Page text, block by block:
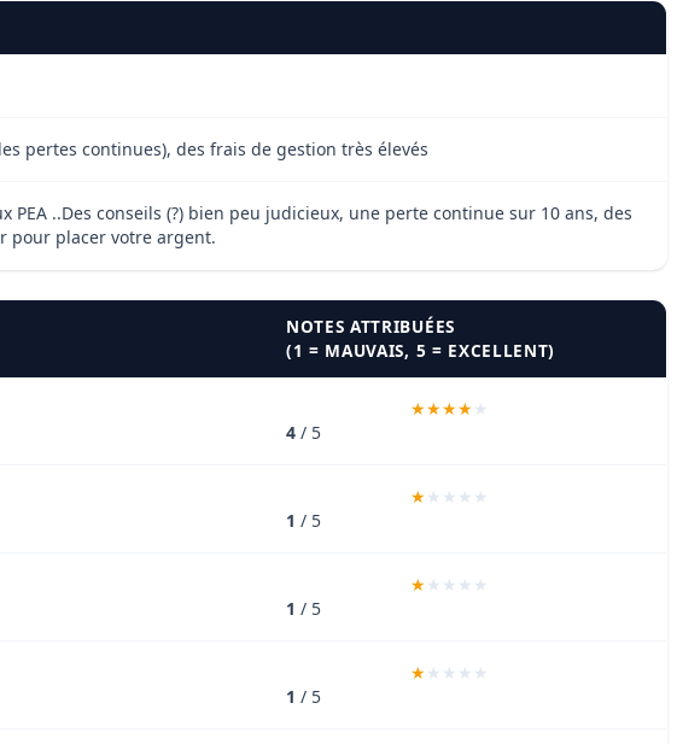
pertes continues), des frais de gestion très élevés
..Des conseils (?) bien peu judicieux, une perte continue sur 10 ans, des
pour placer votre argent.
NOTES ATTRIBUÉES
(1 = MAUVAIS, 5 = EXCELLENT)
4 / 5
1 / 5
1 / 5
1 / 5